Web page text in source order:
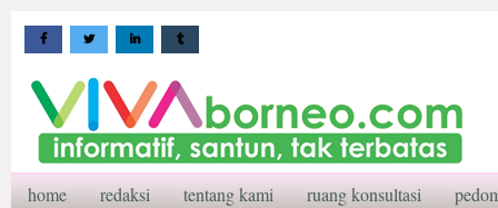
home redaksi tentang kami ruang konsultasi